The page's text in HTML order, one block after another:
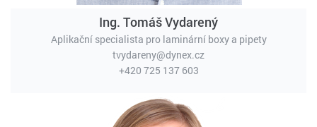
Ing. Tomáš Vydarený
Aplikační specialista pro laminární boxy a pipety
tvydareny@dynex.cz
+420 725 137 603